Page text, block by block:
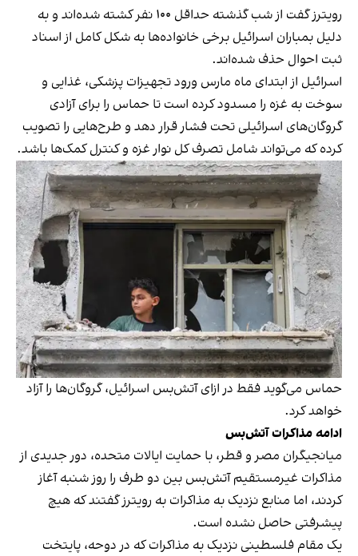
رویترز گفت از شب گذشته حداقل ۱۰۰ نفر کشته شده‌اند و به
دلیل بمباران اسرائیل برخی خانواده‌ها به شکل کامل از اسناد
ثبت احوال حذف شده‌اند.
اسرائیل از ابتدای ماه مارس ورود تجهیزات پزشکی، غذایی و
سوخت به غزه را مسدود کرده است تا حماس را برای آزادی
گروگان‌های اسرائیلی تحت فشار قرار دهد و طرح‌هایی را تصویب
کرده که می‌تواند شامل تصرف کل نوار غزه و کنترل کمک‌ها باشد.
حماس می‌گوید فقط در ازای آتش‌بس اسرائیل، گروگان‌ها را آزاد
خواهد کرد.
ادامه مذاکرات آتش‌بس
میانجیگران مصر و قطر، با حمایت ایالات متحده، دور جدیدی از
مذاکرات غیرمستقیم آتش‌بس بین دو طرف را روز شنبه آغاز
کردند، اما منابع نزدیک به مذاکرات به رویترز گفتند که هیچ
پیشرفتی حاصل نشده است.
یک مقام فلسطینی نزدیک به مذاکرات که در دوحه، پایتخت